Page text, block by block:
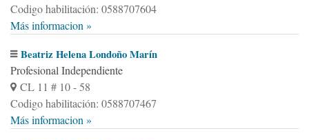
Codigo habilitación: 0588707604
Más informacion »
Beatriz Helena Londoño Marín
Profesional Independiente
CL 11 # 10 - 58
Codigo habilitación: 0588707467
Más informacion »